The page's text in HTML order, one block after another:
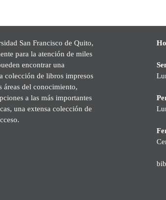
San Francisco de Quito,
para la atención de miles
encontrar una
colección de libros impresos
áreas del conocimiento,
a las más importantes
una extensa colección de